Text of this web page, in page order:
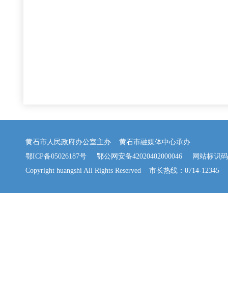
黄石市人民政府办公室主办 黄石市融媒体中心承办
鄂ICP备05026187号
鄂公网安备42020402000046 网站标识码
Copyright huangshi All Rights Reserved 市长热线：0714-12345